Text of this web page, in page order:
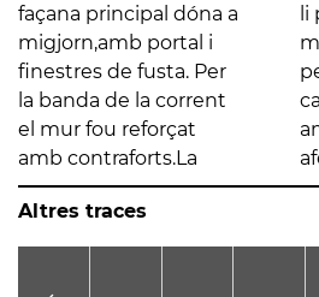
façana principal dóna a
migjorn,amb portal i
finestres de fusta. Per
la banda de la corrent
el mur fou reforçat
amb contraforts.La
li passa pel davant, de
manera que hem de
pensar que aquest
canal d'obra té a veure
amb el Ressèc que s'hi
Altres traces